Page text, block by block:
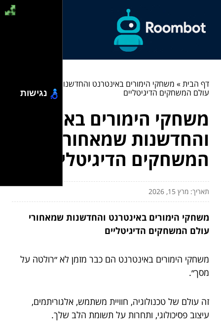
דף הבית» משחקי הימורים באינטרנט והחדשנות שמאחורי
עולם המשחקים הדיגיטליים
משחקי הימורים באינטרנט
והחדשנות שמאחורי עולם
המשחקים הדיגיטליים
תאריך: מרץ 15, 2026
משחקי הימורים באינטרנט והחדשנות שמאחורי
עולם המשחקים הדיגיטליים
משחקי הימורים באינטרנט הם כבר מזמן לא ״רולטה על
מסך״.
זה עולם של טכנולוגיה, חוויית משתמש, אלגוריתמים,
עיצוב פסיכולוגי, ותחרות על תשומת הלב שלך.
נגישות